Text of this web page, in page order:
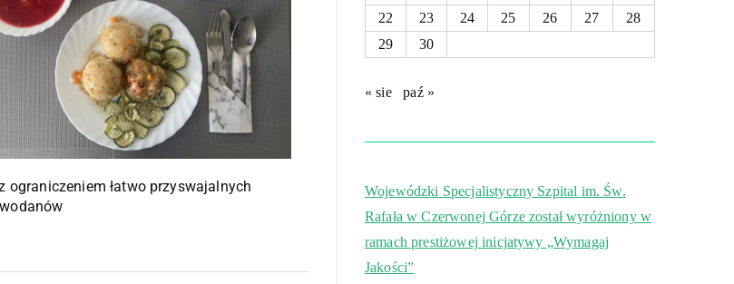
ograniczeniem łatwo przyswajalnych
22
23 24 25 26 27
28
29
30
« sie paź »
Wojewódzki Specjalistyczny Szpital im. Św.
Rafała w Czerwonej Górze został wyróżniony w
ramach prestiżowej inicjatywy „Wymagaj
Jakości”